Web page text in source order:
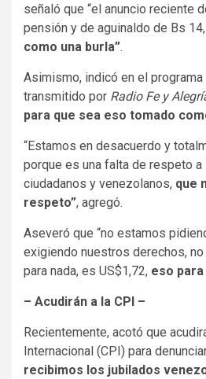
señaló que “el anuncio reciente
pensión y de aguinaldo de Bs 14,
como una burla”.
Asimismo, indicó en el programa
transmitido por Radio Fe y
para que sea eso tomado
“Estamos en desacuerdo y
porque es una falta de respeto
ciudadanos y venezolanos, que
respeto”, agregó.
Aseveró que “no estamos
exigiendo nuestros derechos,
para nada, es US$1,72, eso para
– Acudirán a la CPI –
Recientemente, acotó que
Internacional (CPI) para
recibimos los jubilados